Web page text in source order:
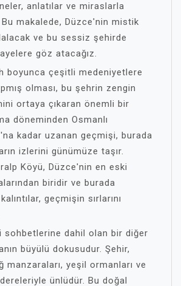
anlatılar ve miraslarla
makalede, Düzce'nin mistik
ve bu sessiz şehirde
göz atacağız.
boyunca çeşitli medeniyetlere
olması, bu şehrin zengin
ortaya çıkaran önemli bir
döneminden Osmanlı
kadar uzanan geçmişi, burada
izlerini günümüze taşır.
Köyü, Düzce'nin en eski
biridir ve burada
geçmişin sırlarını
sohbetlerine dahil olan bir diğer
büyülü dokusudur. Şehir,
manzaraları, yeşil ormanları ve
dereleriyle ünlüdür. Bu doğal